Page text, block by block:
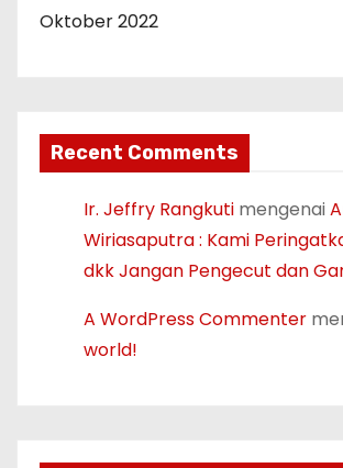
Oktober 2022
Recent Comments
Ir. Jeffry Rangkuti mengenai
Wiriasaputra : Kami
dkk Jangan Pengecut dan
A WordPress Commenter
world!